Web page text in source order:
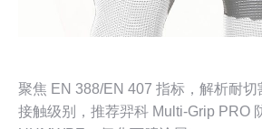
聚焦 EN 388/EN 407 指标，解析耐
接触级别，推荐羿科 Multi-Grip PRO